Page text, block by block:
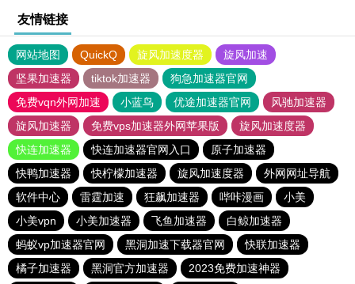
友情链接
网站地图 QuickQ 旋风加速度器
旋风加速
坚果加速器
tiktok加速器
狗急加速器官网
免费vqn外网加速
小蓝鸟 优途加速器官网
风驰加速器
旋风加速器
免费vps加速器外网苹果版
旋风加速度器
快连加速器
快连加速器官网入口
原子加速器
快鸭加速器
快柠檬加速器 旋风加速度器
外网网址导航
软件中心
雷霆加速 狂飙加速器 哔咔漫画
小美
小美vpn
小美加速器 飞鱼加速器
白鲸加速器
蚂蚁vp加速器官网
黑洞加速下载器官网
快联加速器
橘子加速器
黑洞官方加速器 2023免费加速神器